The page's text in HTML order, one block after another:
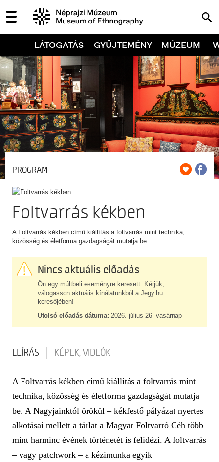
LÁTOGATÁS GYŰJTEMÉNY MÚZEUM
PROGRAM
Foltvarrás kékben
A Foltvarrás kékben című kiállítás a foltvarrás mint technika,
közösség és életforma gazdagságát mutatja be.
Nincs aktuális előadás
Ön egy múltbeli eseményre keresett. Kérjük,
válogasson aktuális kínálatunkból a Jegy.hu
keresőjében!
Utolsó előadás dátuma: 2026. július 26. vasárnap
LEÍRÁS KÉPEK, VIDEÓK
A Foltvarrás kékben című kiállítás a foltvarrás mint
technika, közösség és életforma gazdagságát mutatja
be. A Nagyjainktól örökül – kékfestő pályázat nyertes
alkotásai mellett a tárlat a Magyar Foltvarró Céh több
mint harminc évének történetét is felidézi. A foltvarrás
– vagy patchwork – a kézimunka egyik